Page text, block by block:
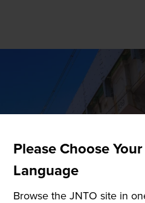
Please Choose Your
Language
Browse the JNTO site in